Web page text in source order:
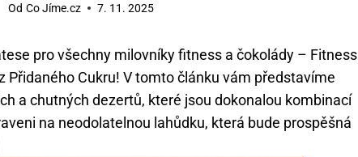
Od Co Jíme.cz 7. 11. 2025
pro všechny milovníky fitness a čokolády – Fitness
Přidaného Cukru! V tomto článku vám představíme
a chutných dezertů, které jsou dokonalou kombinací
na neodolatelnou lahůdku, která bude prospěšná